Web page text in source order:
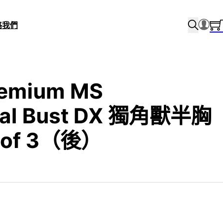
們
MS
Bust DX 獨角獸半胸
3（後）